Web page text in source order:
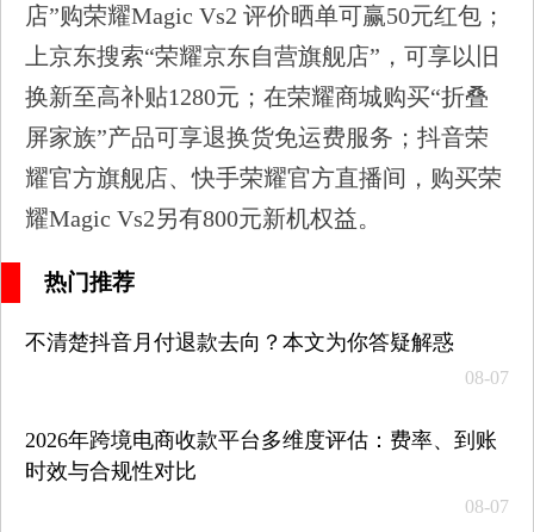
店”购荣耀Magic Vs2 评价晒单可赢50元红包；
上京东搜索“荣耀京东自营旗舰店”，可享以旧
换新至高补贴1280元；在荣耀商城购买“折叠
屏家族”产品可享退换货免运费服务；抖音荣
耀官方旗舰店、快手荣耀官方直播间，购买荣
耀Magic Vs2另有800元新机权益。
热门推荐
不清楚抖音月付退款去向？本文为你答疑解惑
08-07
2026年跨境电商收款平台多维度评估：费率、到账
时效与合规性对比
08-07